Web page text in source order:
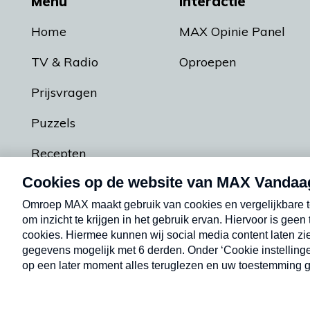
Home
TV & Radio
Prijsvragen
Puzzels
Recepten
Podcasts
MAX Opinie Panel
Oproepen